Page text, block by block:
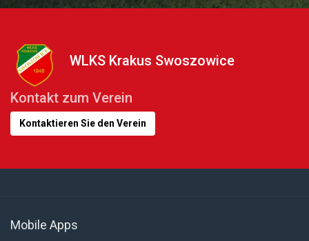
WLKS Krakus Swoszowice
Kontakt zum Verein
Kontaktieren Sie den Verein
Mobile Apps